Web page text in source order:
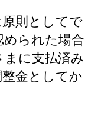
則としてで
められた場合
に支払済み
金としてか